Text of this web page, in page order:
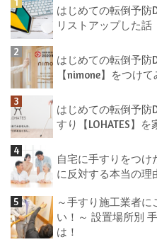
はじめての転倒予防
リストアップした話
はじめての転倒予防
【nimone】をつけ
はじめての転倒予
すり【LOHATES】
自宅に手すりをつけ
に反対する本当の理
～手すり施工業者に
い！～ 設置場所別
は！